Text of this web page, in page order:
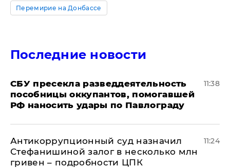
Перемирие на Донбассе
Последние новости
СБУ пресекла разведдеятельность
пособницы оккупантов, помогавшей
РФ наносить удары по Павлограду
11:38
Антикоррупционный суд назначил
Стефанишиной залог в несколько млн
гривен – подробности ЦПК
11:24